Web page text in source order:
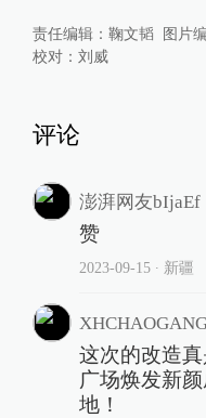
责任编辑： 鞠文韬 图片
校对： 刘威
评论
澎湃网友bIjaEf
赞
2023-09-15∙ 新疆
这次的改造
广场焕发新
地！